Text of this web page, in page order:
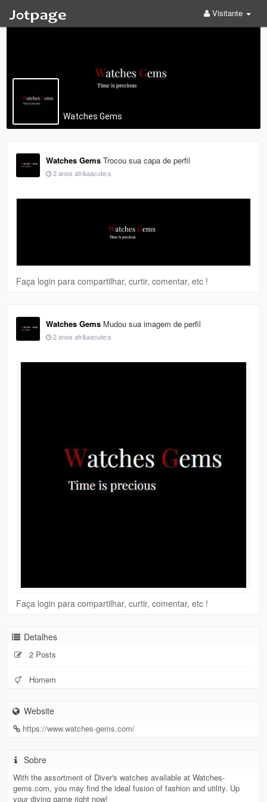
Visitante
Watches Gems
Watches Gems Trocou sua capa de perfil
2 anos atr&aacute;s
Faça login para compartilhar, curtir, comentar, etc !
Watches Gems Mudou sua imagem de perfil
2 anos atr&aacute;s
Faça login para compartilhar, curtir, comentar, etc !
Detalhes
2 Posts
Homem
Website
https://www.watches-gems.com/
Sobre
With the assortment of Diver's watches available at Watches-
gems.com, you may find the ideal fusion of fashion and utility. Up
your diving game right now!